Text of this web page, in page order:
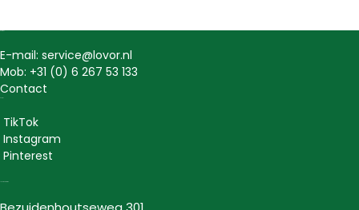
E-mail: service@lovor.nl
Mob: +31 (0) 6 267 53 133
Contact
TikTok
Instagram
Pinterest